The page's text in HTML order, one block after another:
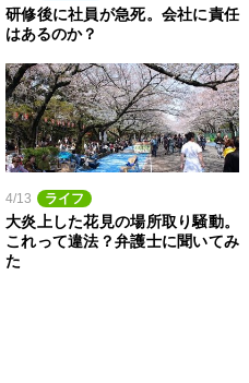
研修後に社員が急死。会社に責任
はあるのか？
4/13 ライフ
大炎上した花見の場所取り騒動。
これって違法？弁護士に聞いてみ
た